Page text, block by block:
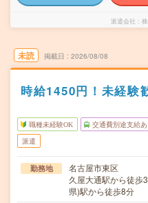
派遣会社
未読 掲載日 2026/08/08
時給1450円！未経験
職種未経験OK 交通費別途支給あ
派遣
勤務地
名古屋市東区
久屋大通駅から徒歩
県)駅から徒歩8分